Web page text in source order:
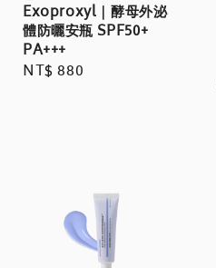
Exoproxyl｜酵母外泌
體防曬安瓶 SPF50+
PA+++
Regular
NT$ 880